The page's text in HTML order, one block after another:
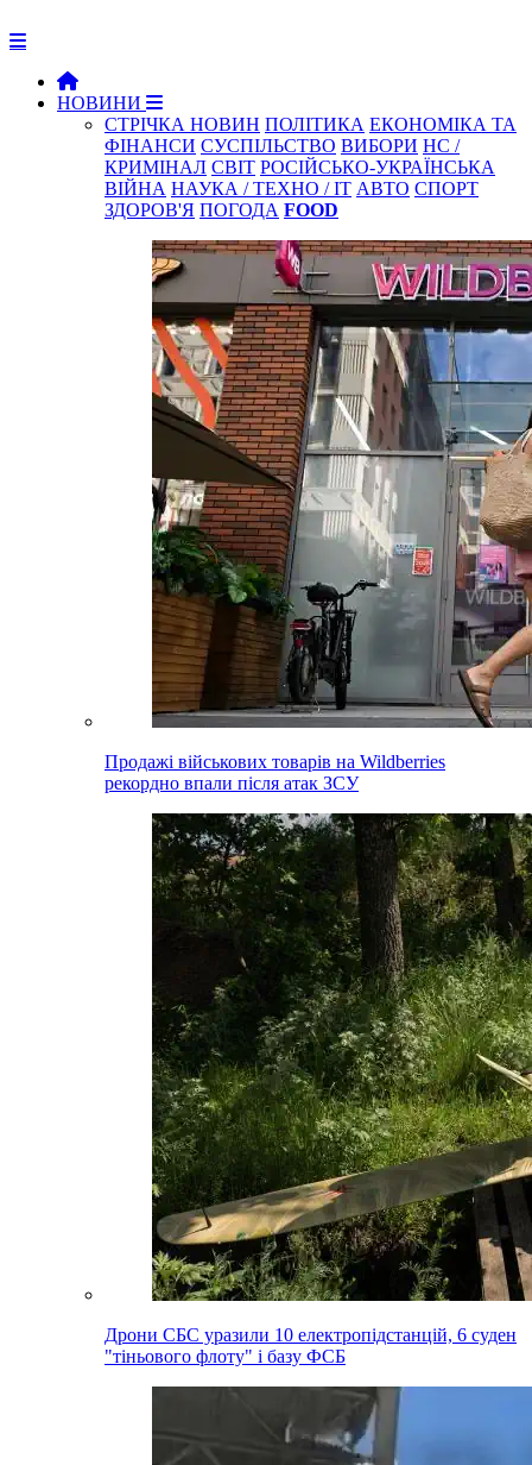
НОВИНИ
СТРІЧКА НОВИН ПОЛІТИКА ЕКОНОМІКА ТА
ФІНАНСИ СУСПІЛЬСТВО ВИБОРИ НС /
КРИМІНАЛ СВІТ РОСІЙСЬКО-УКРАЇНСЬКА
ВІЙНА НАУКА / ТЕХНО / IT АВТО СПОРТ
ЗДОРОВ'Я ПОГОДА FOOD
Продажі військових товарів на Wildberries
рекордно впали після атак ЗСУ
Дрони СБС уразили 10 електропідстанцій, 6 суден
"тіньового флоту" і базу ФСБ